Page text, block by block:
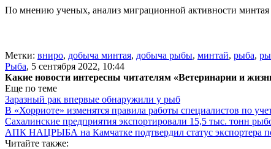
По мнению ученых, анализ миграционной активности минтая
Метки: вниро, добыча минтая, добыча рыбы, минтай, рыба,
Рыба, 5 сентября 2022, 10:44
Какие новости интересны читателям «Ветеринарии и
Еще по теме
Заразный рак впервые обнаружили у рыб
В «Хорриоте» изменятся правила работы специалистов по
Сахалинские предприятия экспортировали 15,5 тыс. тонн
АПК НАЦРЫБА на Камчатке подтвердил статус экспортера
Читайте также: